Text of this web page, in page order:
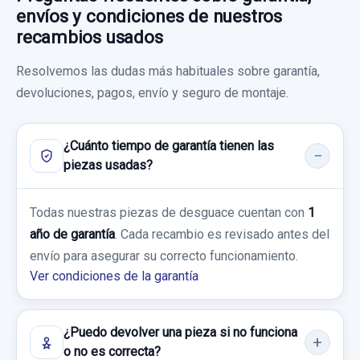
CERRADURA PUERTA DELANTERA IZQUIERDA
A0997202300 0997202300 4 PINS
CERRADURA PUERTA DELANTERA... usado.
MERCEDES-BENZ CLASE E LIM. (W213) E
220 D (213.004)
TUBOS AIRE ACONDICIONADO A213835100
A213835100
TUBOS AIRE ACONDICIONADO
A213835100... usado.
Garantía 1 año
Ref:807558 OEM:
70,00 €
Sin IVA, gastos de envío no incluidos.
Consultar por whatsapp
A0998150039
usado.
MERCEDES-BENZ CLASE E LIM. (W213) E
Garantía 1 año
Ref:807523 OEM:A0998150039
17,35 €
Sin IVA, gastos de envío no incluidos.
FILTRO DE PARTICULAS A6541400016 SONDA
LAMBDA
FILTRO DE PARTICULAS A6541400016...
MERCEDES-BENZ CLASE E LIM. (W213) E
220 D (213.004)
Garantía 1 año
500,00 €
BRAZO SUSPENSION INFERIOR DELANTERO
IZQUIERDO 20513LI 20513LI
BRAZO SUSPENSION INFERIOR
DELANTERO... usado.
MERCEDES-BENZ CLASE E LIM. (W213) E
220 D (213.004)
envíos y condiciones de nuestros
recambios usados
Resolvemos las dudas más habituales sobre garantía,
devoluciones, pagos, envío y seguro de montaje.
¿Cuánto tiempo de garantía tienen las
piezas usadas?
Todas nuestras piezas de desguace cuentan con 1
año de garantía . Cada recambio es revisado antes del
envío para asegurar su correcto funcionamiento.
Ver condiciones de la garantía
¿Puedo devolver una pieza si no funciona
o no es correcta?